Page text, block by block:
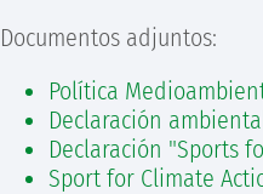
Documentos adjuntos:
Política
Declaración
Declaración "Sports
Sport for Climate